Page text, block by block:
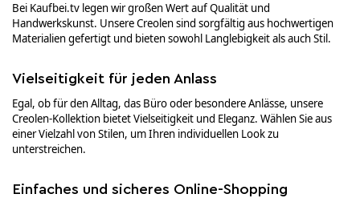
Bei Kaufbei.tv legen wir großen Wert auf Qualität und
Handwerkskunst. Unsere Creolen sind sorgfältig aus hochwertigen
Materialien gefertigt und bieten sowohl Langlebigkeit als auch Stil.
Vielseitigkeit für jeden Anlass
Egal, ob für den Alltag, das Büro oder besondere Anlässe, unsere
Creolen-Kollektion bietet Vielseitigkeit und Eleganz. Wählen Sie aus
einer Vielzahl von Stilen, um Ihren individuellen Look zu
unterstreichen.
Einfaches und sicheres Online-Shopping